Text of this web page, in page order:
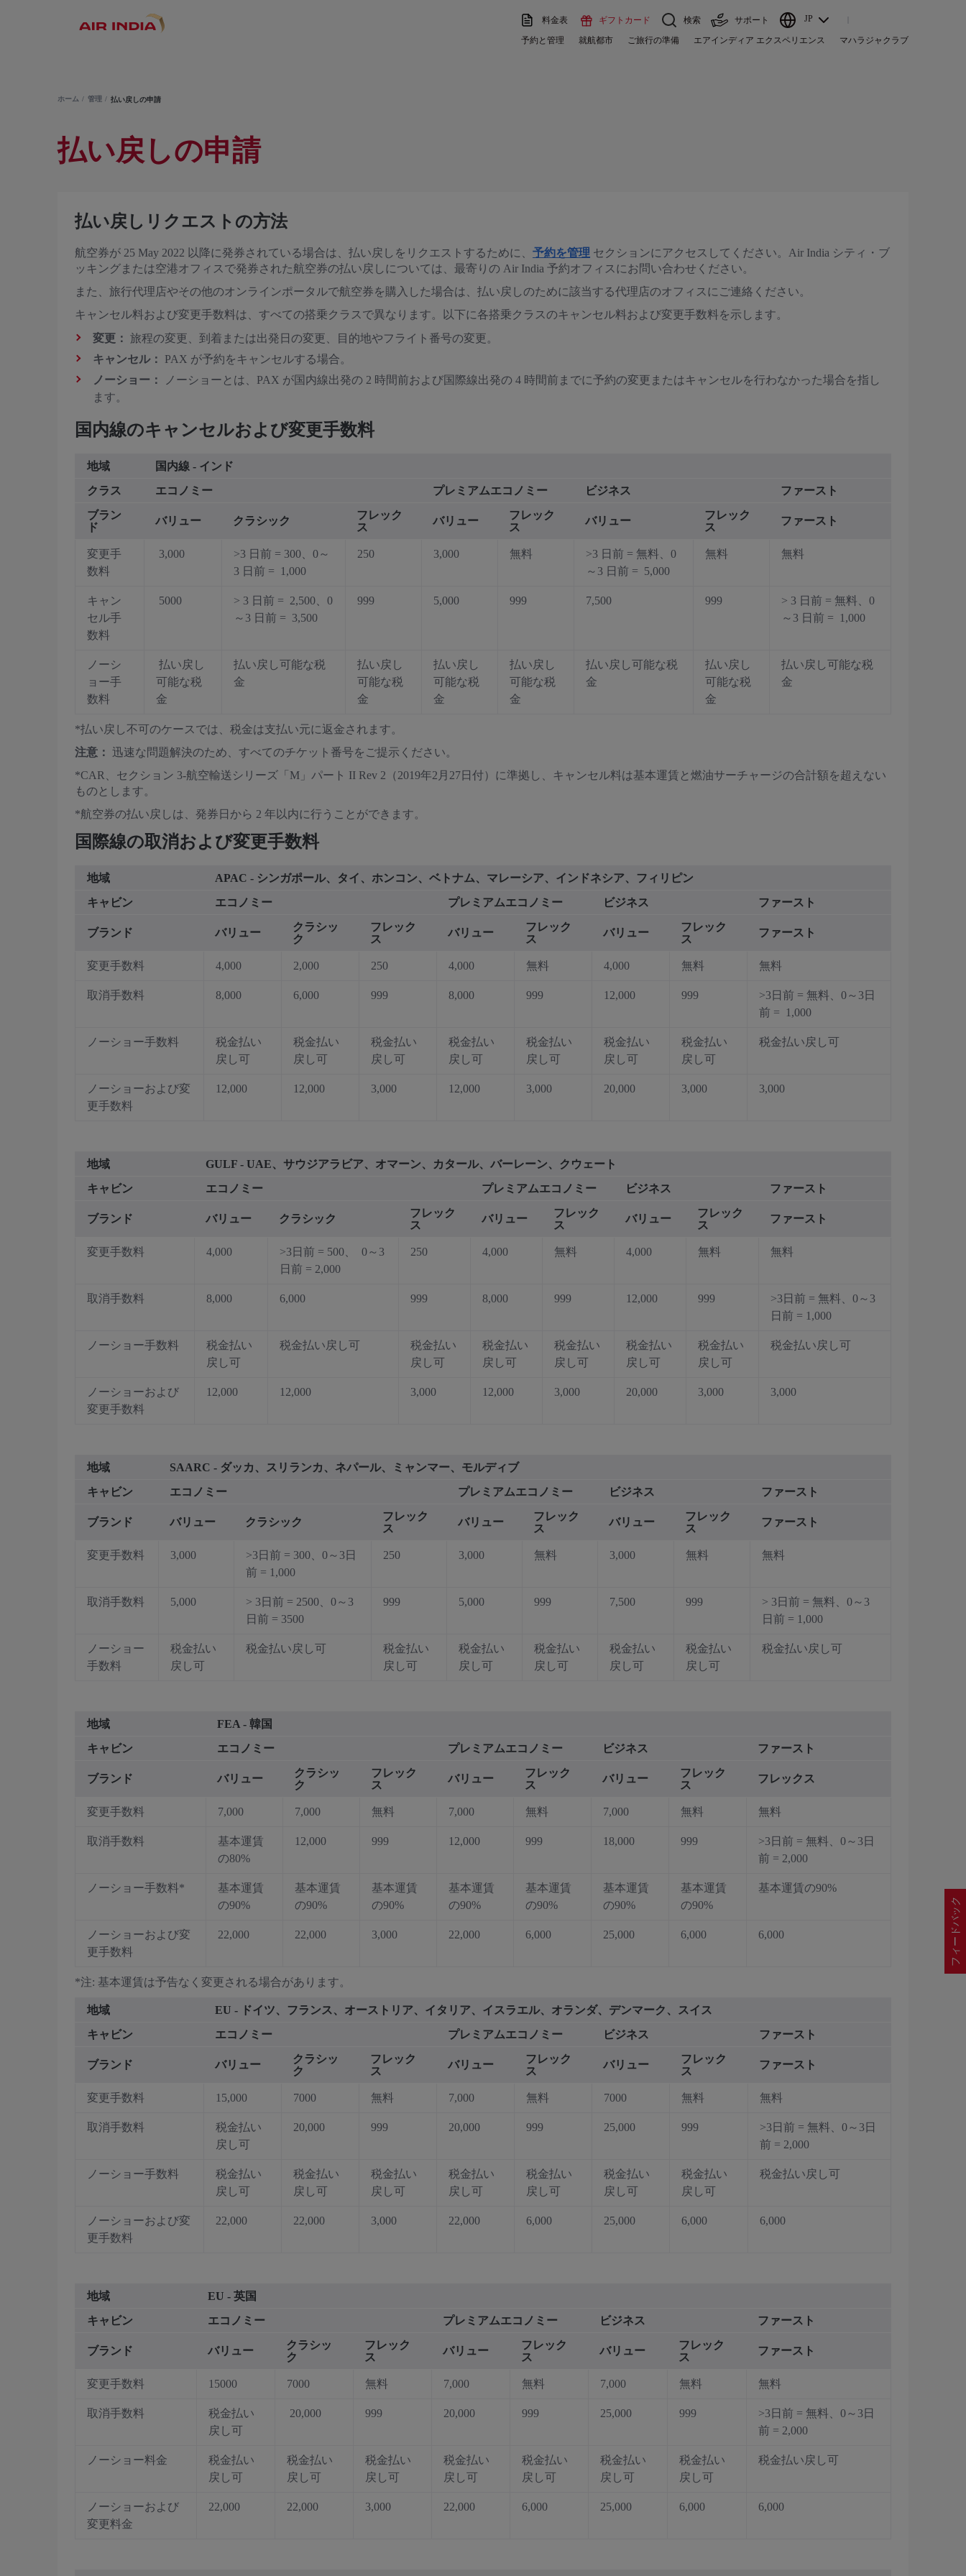
料金表 ギフトカード 検索 サポート JP
予約と管理 就航都市 ご旅行の準備 エアインディア エクスペリエンス マハラジャクラブ
フィードバック
ホーム 管理 払い戻しの申請
払い戻しの申請
払い戻しリクエストの方法
航空券が 25 May 2022 以降に発券されている場合は、払い戻しをリクエストするために、 予約を管理 セクションにアクセスしてください。Air India シティ・ブ
ッキングまたは空港オフィスで発券された航空券の払い戻しについては、最寄りの Air India 予約オフィスにお問い合わせください。
また、旅行代理店やその他のオンラインポータルで航空券を購入した場合は、払い戻しのために該当する代理店のオフィスにご連絡ください。
キャンセル料および変更手数料は、すべての搭乗クラスで異なります。以下に各搭乗クラスのキャンセル料および変更手数料を示します。
変更： 旅程の変更、到着または出発日の変更、目的地やフライト番号の変更。
キャンセル：
PAX が予約をキャンセルする場合。
ノーショー：
ノーショーとは、PAX が国内線出発の 2 時間前および国際線出発の 4 時間前までに予約の変更またはキャンセルを行わなかった場合を指し
ます。
国内線のキャンセルおよび変更手数料
地域
国内線 - インド
クラス
エコノミー プレミアムエコノミー ビジネス
ファースト
ブラン
ド
バリュー クラシック
フレック
ス
バリュー
フレック
ス
バリュー
フレック
ス
ファースト
変更手
数料
3,000
>3 日前 = 300、0～
3 日前 = 1,000
250 3,000 無料
>3 日前 = 無料、0
～3 日前 = 5,000
無料 無料
キャン
セル手
数料
5000
> 3 日前 = 2,500、0
～3 日前 = 3,500
999 5,000 999 7,500 999
> 3 日前 = 無料、0
～3 日前 = 1,000
ノーシ
ョー手
数料
払い戻し
可能な税
金
払い戻し可能な税
金
払い戻し
可能な税
金
払い戻し
可能な税
金
払い戻し
可能な税
金
払い戻し可能な税
金
払い戻し
可能な税
金
払い戻し可能な税
金
*払い戻し不可のケースでは、税金は支払い元に返金されます。
注意： 迅速な問題解決のため、すべてのチケット番号をご提示ください。
*CAR、セクション 3-航空輸送シリーズ「M」パート II Rev 2（2019年2月27日付）に準拠し、キャンセル料は基本運賃と燃油サーチャージの合計額を超えない
ものとします。
*航空券の払い戻しは、発券日から 2 年以内に行うことができます。
国際線の取消および変更手数料
地域
APAC - シンガポール、タイ、ホンコン、ベトナム、マレーシア、インドネシア、フィリピン
キャビン
エコノミー プレミアムエコノミー ビジネス ファースト
ブランド バリュー
クラシッ
ク
フレック
ス
バリュー
フレック
ス
バリュー
フレック
ス
ファースト
変更手数料 4,000 2,000 250 4,000 無料 4,000 無料 無料
取消手数料 8,000 6,000 999 8,000 999 12,000 999
>3日前 = 無料、0～3日
前 = 1,000
ノーショー手数料
税金払い
戻し可
税金払い
戻し可
税金払い
戻し可
税金払い
戻し可
税金払い
戻し可
税金払い
戻し可
税金払い
戻し可
税金払い戻し可
ノーショーおよび変
更手数料
12,000 12,000 3,000 12,000 3,000 20,000 3,000 3,000
地域
GULF - UAE、サウジアラビア、オマーン、カタール、バーレーン、クウェート
キャビン
エコノミー プレミアムエコノミー ビジネス ファースト
ブランド バリュー クラシック
フレック
ス
バリュー
フレック
ス
バリュー
フレック
ス
ファースト
変更手数料 4,000
>3日前 = 500、 0～3
日前 = 2,000
250 4,000 無料 4,000 無料 無料
取消手数料 8,000 6,000 999 8,000 999 12,000 999
>3日前 = 無料、0～3
日前 = 1,000
ノーショー手数料
税金払い
戻し可
税金払い戻し可
税金払い
戻し可
税金払い
戻し可
税金払い
戻し可
税金払い
戻し可
税金払い
戻し可
税金払い戻し可
ノーショーおよび
変更手数料
12,000 12,000 3,000 12,000 3,000 20,000 3,000 3,000
地域
SAARC - ダッカ、スリランカ、ネパール、ミャンマー、モルディブ
キャビン
エコノミー プレミアムエコノミー ビジネス ファースト
ブランド バリュー クラシック
フレック
ス
バリュー
フレック
ス
バリュー
フレック
ス
ファースト
変更手数料 3,000
>3日前 = 300、0～3日
前 = 1,000
250 3,000 無料 3,000 無料 無料
取消手数料 5,000
> 3日前 = 2500、0～3
日前 = 3500
999 5,000 999 7,500 999
> 3日前 = 無料、0～3
日前 = 1,000
ノーショー
手数料
税金払い
戻し可
税金払い戻し可
税金払い
戻し可
税金払い
戻し可
税金払い
戻し可
税金払い
戻し可
税金払い
戻し可
税金払い戻し可
地域
FEA - 韓国
キャビン
エコノミー プレミアムエコノミー ビジネス ファースト
ブランド バリュー
クラシッ
ク
フレック
ス
バリュー
フレック
ス
バリュー
フレック
ス
フレックス
変更手数料 7,000 7,000 無料 7,000 無料 7,000 無料 無料
取消手数料
基本運賃
の80%
12,000 999 12,000 999 18,000 999
>3日前 = 無料、0～3日
前 = 2,000
ノーショー手数料*
基本運賃
の90%
基本運賃
の90%
基本運賃
の90%
基本運賃
の90%
基本運賃
の90%
基本運賃
の90%
基本運賃
の90%
基本運賃の90%
ノーショーおよび変
更手数料
22,000 22,000 3,000 22,000 6,000 25,000 6,000 6,000
*注: 基本運賃は予告なく変更される場合があります。
地域
EU - ドイツ、フランス、オーストリア、イタリア、イスラエル、オランダ、デンマーク、スイス
キャビン
エコノミー プレミアムエコノミー ビジネス ファースト
ブランド バリュー
クラシッ
ク
フレック
ス
バリュー
フレック
ス
バリュー
フレック
ス
ファースト
変更手数料 15,000 7000 無料 7,000 無料 7000 無料 無料
取消手数料
税金払い
戻し可
20,000 999 20,000 999 25,000 999
>3日前 = 無料、0～3日
前 = 2,000
ノーショー手数料
税金払い
戻し可
税金払い
戻し可
税金払い
戻し可
税金払い
戻し可
税金払い
戻し可
税金払い
戻し可
税金払い
戻し可
税金払い戻し可
ノーショーおよび変
更手数料
22,000 22,000 3,000 22,000 6,000 25,000 6,000 6,000
地域
EU - 英国
キャビン
エコノミー プレミアムエコノミー ビジネス ファースト
ブランド バリュー
クラシッ
ク
フレック
ス
バリュー
フレック
ス
バリュー
フレック
ス
ファースト
変更手数料 15000 7000 無料 7,000 無料 7,000 無料 無料
取消手数料
税金払い
戻し可
20,000 999 20,000 999 25,000 999
>3日前 = 無料、0～3日
前 = 2,000
ノーショー料金
税金払い
戻し可
税金払い
戻し可
税金払い
戻し可
税金払い
戻し可
税金払い
戻し可
税金払い
戻し可
税金払い
戻し可
税金払い戻し可
ノーショーおよび
変更料金
22,000 22,000 3,000 22,000 6,000 25,000 6,000 6,000